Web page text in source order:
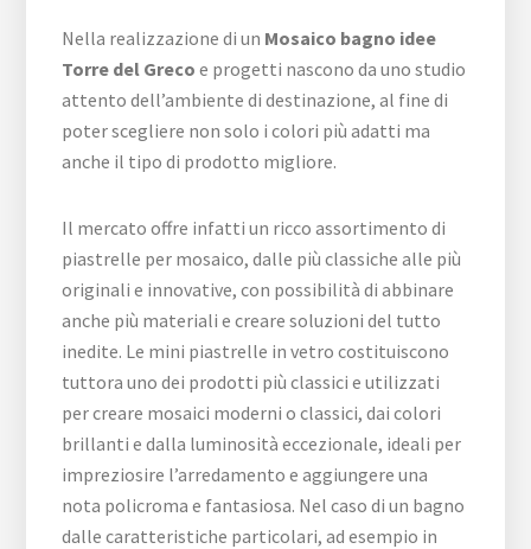
Nella realizzazione di un Mosaico bagno idee
Torre del Greco e progetti nascono da uno studio
attento dell’ambiente di destinazione, al fine di
poter scegliere non solo i colori più adatti ma
anche il tipo di prodotto migliore.
Il mercato offre infatti un ricco assortimento di
piastrelle per mosaico, dalle più classiche alle più
originali e innovative, con possibilità di abbinare
anche più materiali e creare soluzioni del tutto
inedite. Le mini piastrelle in vetro costituiscono
tuttora uno dei prodotti più classici e utilizzati
per creare mosaici moderni o classici, dai colori
brillanti e dalla luminosità eccezionale, ideali per
impreziosire l’arredamento e aggiungere una
nota policroma e fantasiosa. Nel caso di un bagno
dalle caratteristiche particolari, ad esempio in